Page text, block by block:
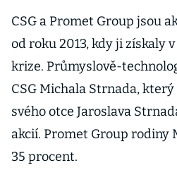
CSG a Promet Group jsou
od roku 2013, kdy ji získaly
krize. Průmyslově-
CSG Michala Strnada,
svého otce Jaroslava
akcií. Promet Group rodiny
35 procent.